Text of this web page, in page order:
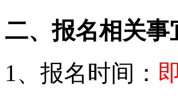
二、报名相关事
1、报名时间：